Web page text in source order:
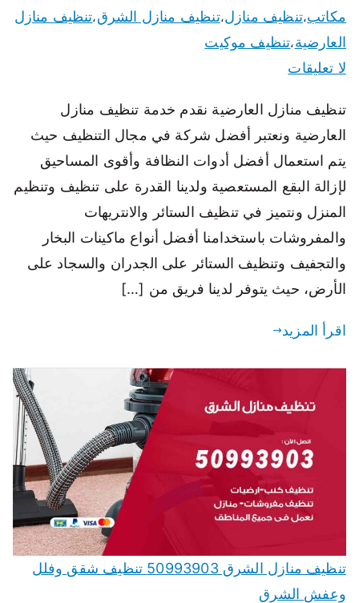
مكاتب،تنظيف منازل،تنظيف منازل الشرق،تنظيف منازل
العارضية،تنظيف موكيت
لا تعليقات
تنظيف منازل العارضية نقدم خدمة تنظيف منازل
العارضية ونعتبر أفضل شركة في مجال التنظيف حيث
يتم استعمال أفضل أدوات النظافة وأقوى المساحيق
لإزالة البقع المستعصية ولدينا القدرة على تنظيف وتنظيم
المنزل ونتميز في تنظيف الستائر والانتريهات
والمفروشات باستخدامنا أفضل أنواع ماكينات البخار
والتجفيف وتنظيف الستائر على الجدران والسجاد على
الأرض، حيث يتوفر لدينا فريق من […]
اقرأ المزيد
تنظيف منازل الشرق 50993903 تنظيف شقق وفلل
وعفش الشرق